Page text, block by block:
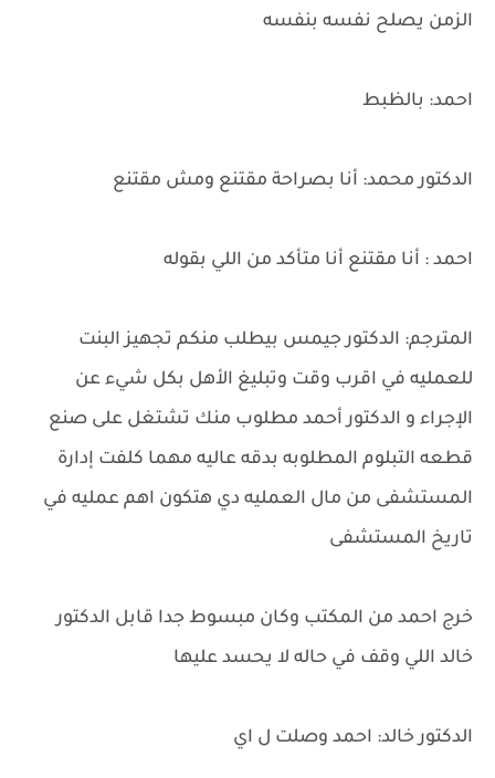
الزمن يصلح نفسه بنفسه
احمد: بالظبط
الدكتور محمد: أنا بصراحة مقتنع ومش مقتنع
احمد : أنا مقتنع أنا متأكد من اللي بقوله
المترجم: الدكتور جيمس بيطلب منكم تجهيز البنت
للعمليه في اقرب وقت وتبليغ الأهل بكل شيء عن
الإجراء و الدكتور أحمد مطلوب منك تشتغل على صنع
قطعه التبلوم المطلوبه بدقه عاليه مهما كلفت إدارة
المستشفى من مال العمليه دي هتكون اهم عمليه في
تاريخ المستشفى
خرج احمد من المكتب وكان مبسوط جدا قابل الدكتور
خالد اللي وقف في حاله لا يحسد عليها
الدكتور خالد: احمد وصلت ل اي